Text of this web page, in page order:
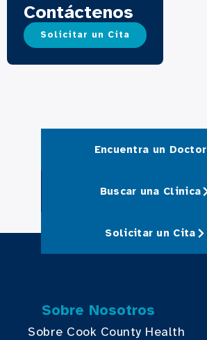
Contáctenos
Solicitar un Cita
Encuentra un Doctor
Buscar una Clinica
Solicitar un Cita
Sobre Nosotros
Sobre Cook County Health